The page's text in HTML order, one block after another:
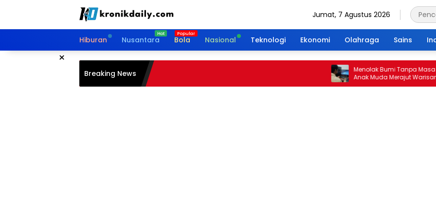
Jumat, 7 Agustus 2026
Hiburan Nusantara Bola Nasional Teknologi Ekonomi Olahraga Sains
×
Breaking News
Menolak Bumi Tanpa Masa
Anak Muda Merajut Warisan Hijau
Portal Waktu